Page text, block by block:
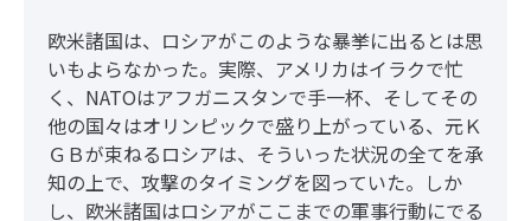
欧米諸国は、ロシアがこのような暴挙に出るとは思
いもよらなかった。実際、アメリカはイラクで忙
く、NATOはアフガニスタンで手一杯、そしてその
他の国々はオリンピックで盛り上がっている、元Ｋ
ＧＢが束ねるロシアは、そういった状況の全てを承
知の上で、攻撃のタイミングを図っていた。しか
し、欧米諸国はロシアがここまでの軍事行動にでる